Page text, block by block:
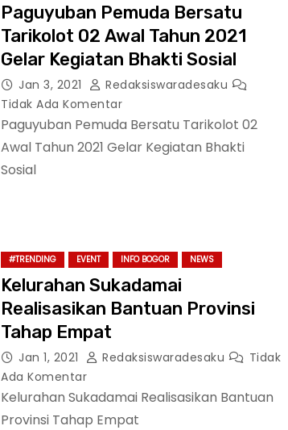
Paguyuban Pemuda Bersatu
Tarikolot 02 Awal Tahun 2021
Gelar Kegiatan Bhakti Sosial
Jan 3, 2021
Redaksiswaradesaku
Tidak Ada Komentar
Paguyuban Pemuda Bersatu Tarikolot 02
Awal Tahun 2021 Gelar Kegiatan Bhakti
Sosial
#TRENDING EVENT INFO BOGOR NEWS
Kelurahan Sukadamai
Realisasikan Bantuan Provinsi
Tahap Empat
Jan 1, 2021 Redaksiswaradesaku
Tidak
Ada Komentar
Kelurahan Sukadamai Realisasikan Bantuan
Provinsi Tahap Empat